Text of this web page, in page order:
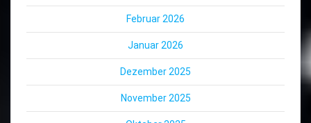
Februar 2026
Januar 2026
Dezember 2025
November 2025